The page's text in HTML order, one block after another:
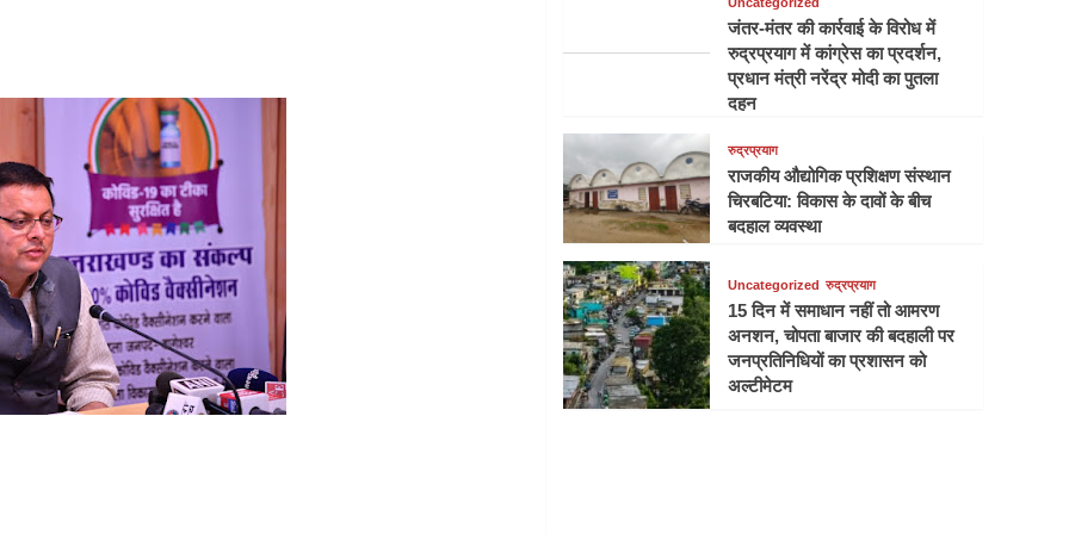
जंतर-मंतर की कार्रवाई के विरोध में
रुद्रप्रयाग में कांग्रेस का प्रदर्शन,
प्रधान मंत्री नरेंद्र मोदी का पुतला
दहन
रुद्रप्रयाग
राजकीय औद्योगिक प्रशिक्षण संस्थान
चिरबटिया: विकास के दावों के बीच
बदहाल व्यवस्था
Uncategorized रुद्रप्रयाग
15 दिन में समाधान नहीं तो आमरण
अनशन, चोपता बाजार की बदहाली पर
जनप्रतिनिधियों का प्रशासन को
अल्टीमेटम